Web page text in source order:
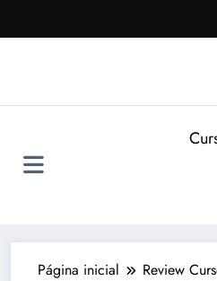
para
Página inicial Review